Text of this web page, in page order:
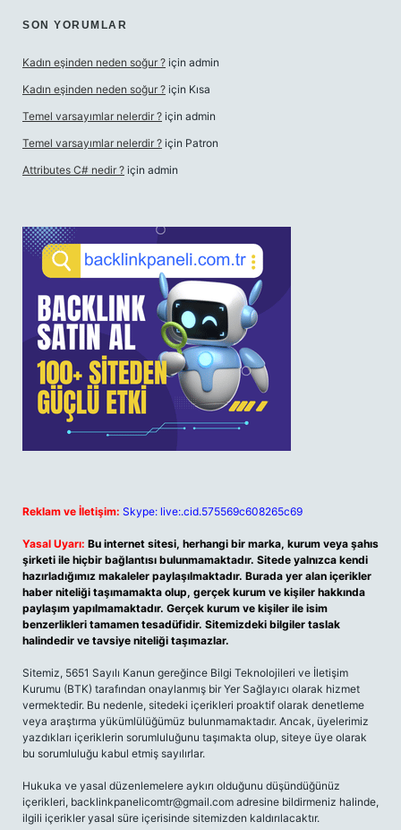
SON YORUMLAR
Kadın eşinden neden soğur ? için admin
Kadın eşinden neden soğur ? için Kısa
Temel varsayımlar nelerdir ? için admin
Temel varsayımlar nelerdir ? için Patron
Attributes C# nedir ? için admin
Reklam ve İletişim: Skype: live:.cid.575569c608265c69
Yasal Uyarı: Bu internet sitesi, herhangi bir marka, kurum veya şahıs
şirketi ile hiçbir bağlantısı bulunmamaktadır. Sitede yalnızca kendi
hazırladığımız makaleler paylaşılmaktadır. Burada yer alan içerikler
haber niteliği taşımamakta olup, gerçek kurum ve kişiler hakkında
paylaşım yapılmamaktadır. Gerçek kurum ve kişiler ile isim
benzerlikleri tamamen tesadüfidir. Sitemizdeki bilgiler taslak
halindedir ve tavsiye niteliği taşımazlar.
Sitemiz, 5651 Sayılı Kanun gereğince Bilgi Teknolojileri ve İletişim
Kurumu (BTK) tarafından onaylanmış bir Yer Sağlayıcı olarak hizmet
vermektedir. Bu nedenle, sitedeki içerikleri proaktif olarak denetleme
veya araştırma yükümlülüğümüz bulunmamaktadır. Ancak, üyelerimiz
yazdıkları içeriklerin sorumluluğunu taşımakta olup, siteye üye olarak
bu sorumluluğu kabul etmiş sayılırlar.
Hukuka ve yasal düzenlemelere aykırı olduğunu düşündüğünüz
içerikleri, backlinkpanelicomtr@gmail.com adresine bildirmeniz halinde,
ilgili içerikler yasal süre içerisinde sitemizden kaldırılacaktır.